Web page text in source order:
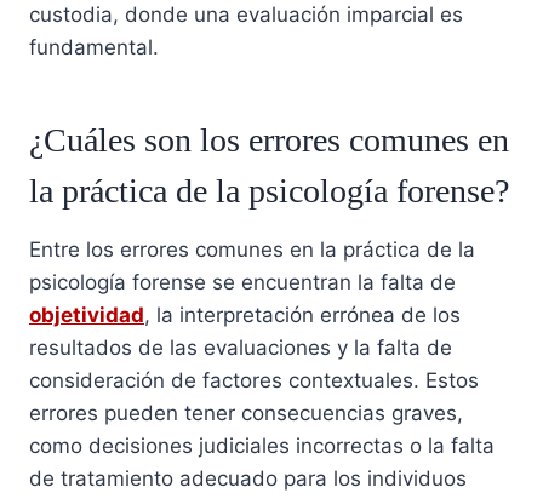
custodia, donde una evaluación imparcial es
fundamental.
¿Cuáles son los errores comunes en
la práctica de la psicología forense?
Entre los errores comunes en la práctica de la
psicología forense se encuentran la falta de
objetividad, la interpretación errónea de los
resultados de las evaluaciones y la falta de
consideración de factores contextuales. Estos
errores pueden tener consecuencias graves,
como decisiones judiciales incorrectas o la falta
de tratamiento adecuado para los individuos